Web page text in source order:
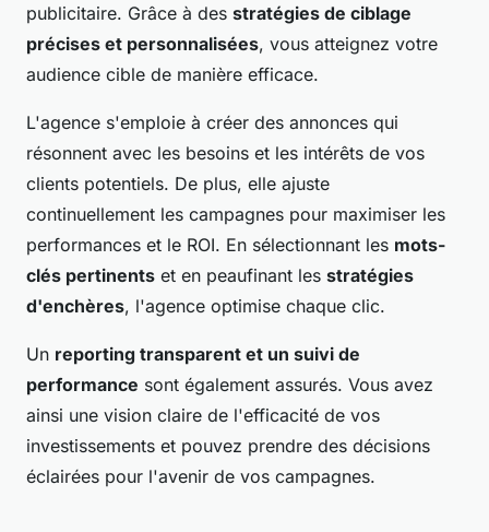
publicitaire. Grâce à des stratégies de ciblage
précises et personnalisées, vous atteignez votre
audience cible de manière efficace.
L'agence s'emploie à créer des annonces qui
résonnent avec les besoins et les intérêts de vos
clients potentiels. De plus, elle ajuste
continuellement les campagnes pour maximiser les
performances et le ROI. En sélectionnant les mots-
clés pertinents et en peaufinant les stratégies
d'enchères, l'agence optimise chaque clic.
Un reporting transparent et un suivi de
performance sont également assurés. Vous avez
ainsi une vision claire de l'efficacité de vos
investissements et pouvez prendre des décisions
éclairées pour l'avenir de vos campagnes.